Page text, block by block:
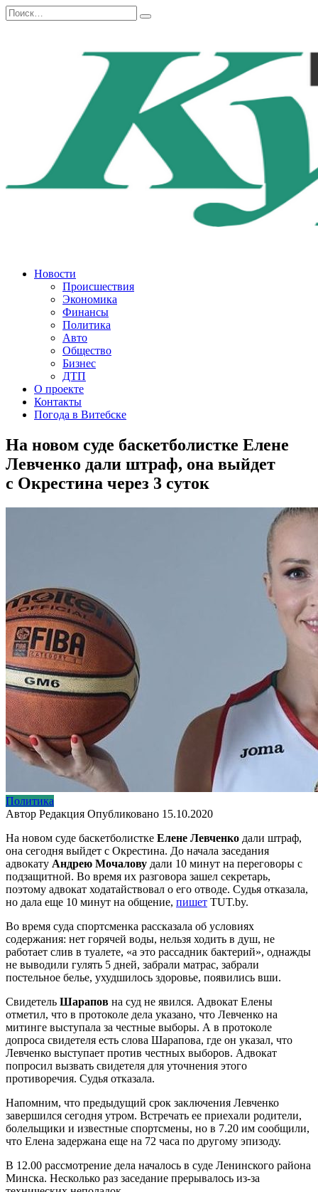
Перейти
к
Search
for:
Новости
Происшествия
Экономика
Финансы
Политика
Авто
Общество
Бизнес
ДТП
О проекте
Контакты
Погода в Витебске
На новом суде баскетболистке Елене
Левченко дали штраф, она выйдет
с Окрестина через 3 суток
Политика
Автор Редакция Опубликовано 15.10.2020
На новом суде баскетболистке Елене Левченко дали штраф,
она сегодня выйдет с Окрестина. До начала заседания
адвокату Андрею Мочалову дали 10 минут на переговоры с
подзащитной. Во время их разговора зашел секретарь,
поэтому адвокат ходатайствовал о его отводе. Судья отказала,
но дала еще 10 минут на общение, пишет TUT.by.
Во время суда спортсменка рассказала об условиях
содержания: нет горячей воды, нельзя ходить в душ, не
работает слив в туалете, «а это рассадник бактерий», однажды
не выводили гулять 5 дней, забрали матрас, забрали
постельное белье, ухудшилось здоровье, появились вши.
Свидетель Шарапов на суд не явился. Адвокат Елены
отметил, что в протоколе дела указано, что Левченко на
митинге выступала за честные выборы. А в протоколе
допроса свидетеля есть слова Шарапова, где он указал, что
Левченко выступает против честных выборов. Адвокат
попросил вызвать свидетеля для уточнения этого
противоречия. Судья отказала.
Напомним, что предыдущий срок заключения Левченко
завершился сегодня утром. Встречать ее приехали родители,
болельщики и известные спортсмены, но в 7.20 им сообщили,
что Елена задержана еще на 72 часа по другому эпизоду.
В 12.00 рассмотрение дела началось в суде Ленинского района
Минска. Несколько раз заседание прерывалось из-за